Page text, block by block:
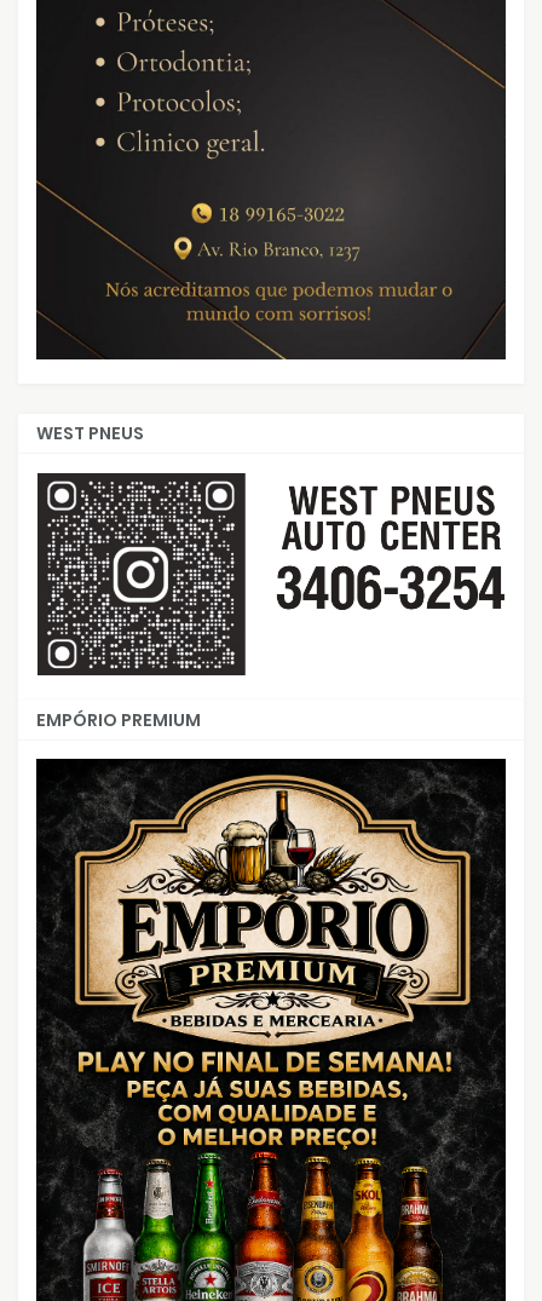
WEST PNEUS
EMPÓRIO PREMIUM